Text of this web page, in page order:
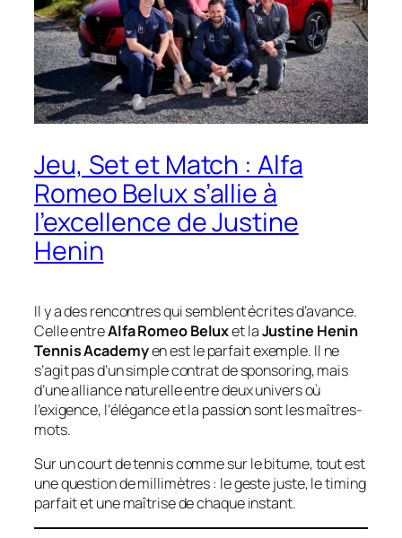
Jeu, Set et Match : Alfa
Romeo Belux s’allie à
l’excellence de Justine
Henin
Il y a des rencontres qui semblent écrites d’avance.
Celle entreAlfa Romeo Beluxet laJustine Henin
Tennis Academyen est le parfait exemple. Il ne
s’agit pas d’un simple contrat de sponsoring, mais
d’une alliance naturelle entre deux univers où
l’exigence, l’élégance et la passion sont les maîtres-
mots.
Sur un court de tennis comme sur le bitume, tout est
une question de millimètres : le geste juste, le timing
parfait et une maîtrise de chaque instant.